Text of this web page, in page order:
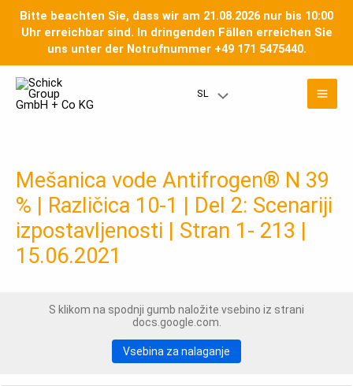
Bitte beachten Sie, dass wir am 21.08.2026 nur bis 10:00
Uhr erreichbar sind. In dringenden Fällen erreichen Sie
uns unter der Notrufnummer +49 171 5475440.
vsebino
SLMeni
Mešanica vode Antifrogen® N 39
% | Različica 10-1 | Del 2: Scenariji
izpostavljenosti | Stran 1- 213 |
15.06.2021
S klikom na spodnji gumb naložite vsebino iz strani
docs.google.com.
Vsebina za nalaganje